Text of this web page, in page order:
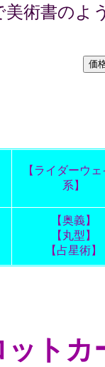
美術書のよ
【ライダーウ
系】
【奥義】
【丸型】
【占星術】
ットカ